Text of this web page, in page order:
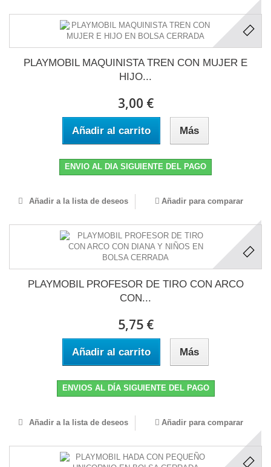
PLAYMOBIL MAQUINISTA TREN CON MUJER E
HIJO...
3,00 €
Añadir al carrito Más
ENVIO AL DIA SIGUIENTE DEL PAGO
Añadir a la lista de deseos Añadir para comparar
PLAYMOBIL PROFESOR DE TIRO CON ARCO
CON...
5,75 €
Añadir al carrito Más
ENVIOS AL DÍA SIGUIENTE DEL PAGO
Añadir a la lista de deseos Añadir para comparar